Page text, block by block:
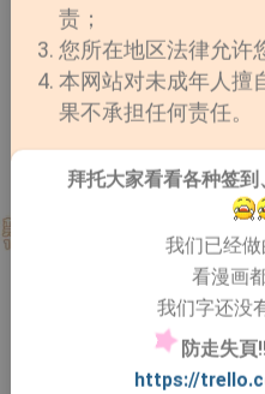
责；
您所在地区法律允许
本网站对未成年人擅
果不承担任何责任。
拜托大家看看各种签
我们已经做
看漫画
我们字还没
防走失頁
https://